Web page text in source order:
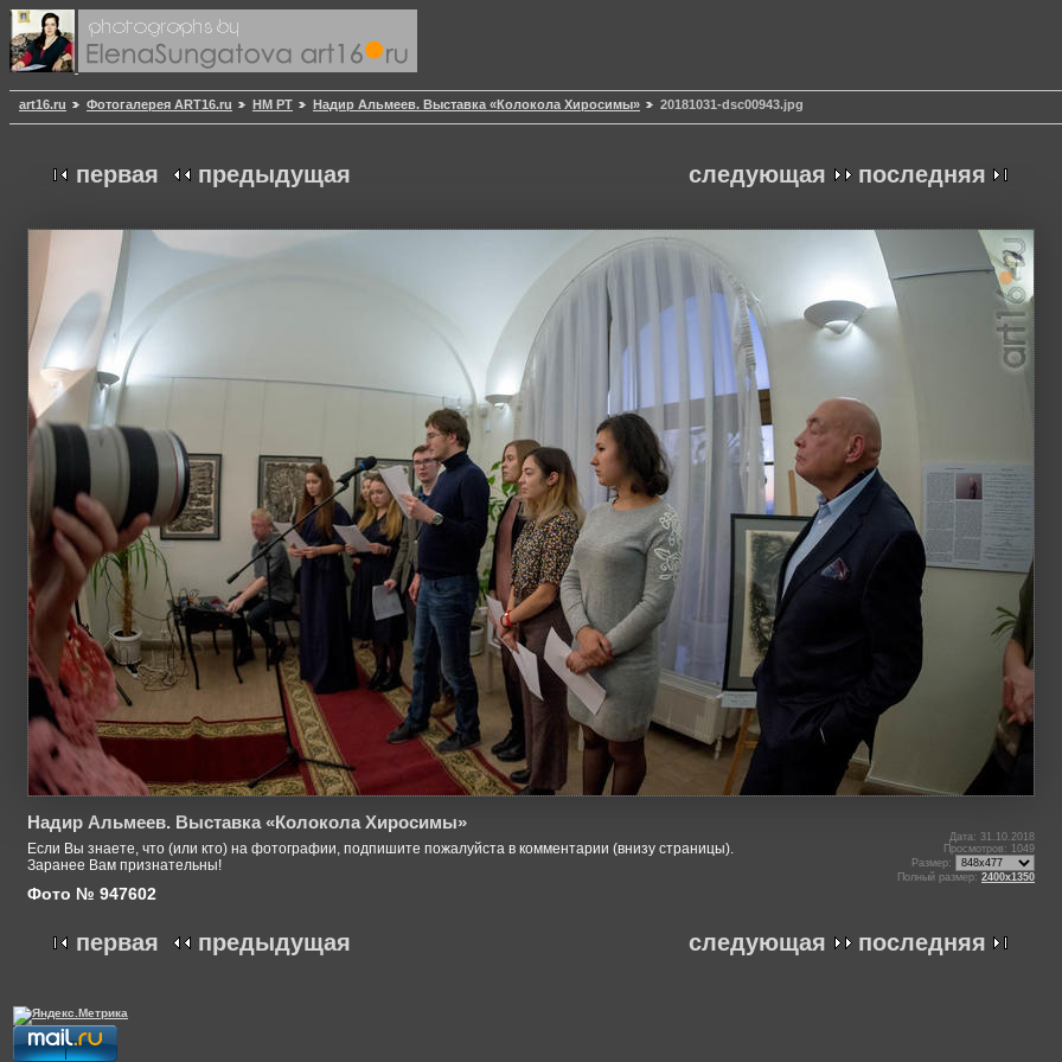
art16.ru Фотогалерея ART16.ru НМ РТ Надир Альмеев. Выставка «Колокола Хиросимы» 20181031-dsc00943.jpg
следующая последняя
первая предыдущая
Надир Альмеев. Выставка «Колокола Хиросимы»
Если Вы знаете, что (или кто) на фотографии, подпишите пожалуйста в комментарии (внизу страницы).
Заранее Вам признательны!
Фото № 947602
Дата: 31.10.2018
Просмотров: 1049
Размер:
Полный размер: 2400x1350
следующая последняя
первая предыдущая